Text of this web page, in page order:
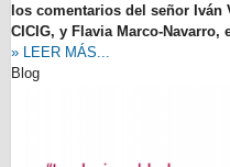
los comentarios del señor
CICIG, y Flavia Marco-Navarro,
» LEER MÁS...
Blog